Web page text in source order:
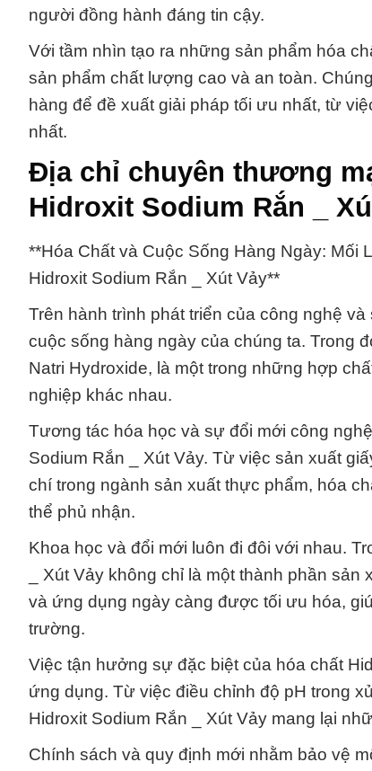
người đồng hành đáng tin cậy.
Với tầm nhìn tạo ra những sản phẩm hóa
sản phẩm chất lượng cao và an toàn.
hàng để đề xuất giải pháp tối ưu nhất, từ
nhất.
Địa chỉ chuyên thương
Hidroxit Sodium Rắn _
**Hóa Chất và Cuộc Sống Hàng Ngày: Mối
Hidroxit Sodium Rắn _ Xút Vảy**
Trên hành trình phát triển của công nghệ
cuộc sống hàng ngày của chúng ta. Trong
Natri Hydroxide, là một trong những hợp
nghiệp khác nhau.
Tương tác hóa học và sự đổi mới công
Sodium Rắn _ Xút Vảy. Từ việc sản xuất
chí trong ngành sản xuất thực phẩm, hóa
thể phủ nhận.
Khoa học và đổi mới luôn đi đôi với nhau.
_ Xút Vảy không chỉ là một thành phần
và ứng dụng ngày càng được tối ưu hóa,
trường.
Việc tận hưởng sự đặc biệt của hóa chất
ứng dụng. Từ việc điều chỉnh độ pH trong
Hidroxit Sodium Rắn _ Xút Vảy mang lại
Chính sách và quy định mới nhằm bảo vệ